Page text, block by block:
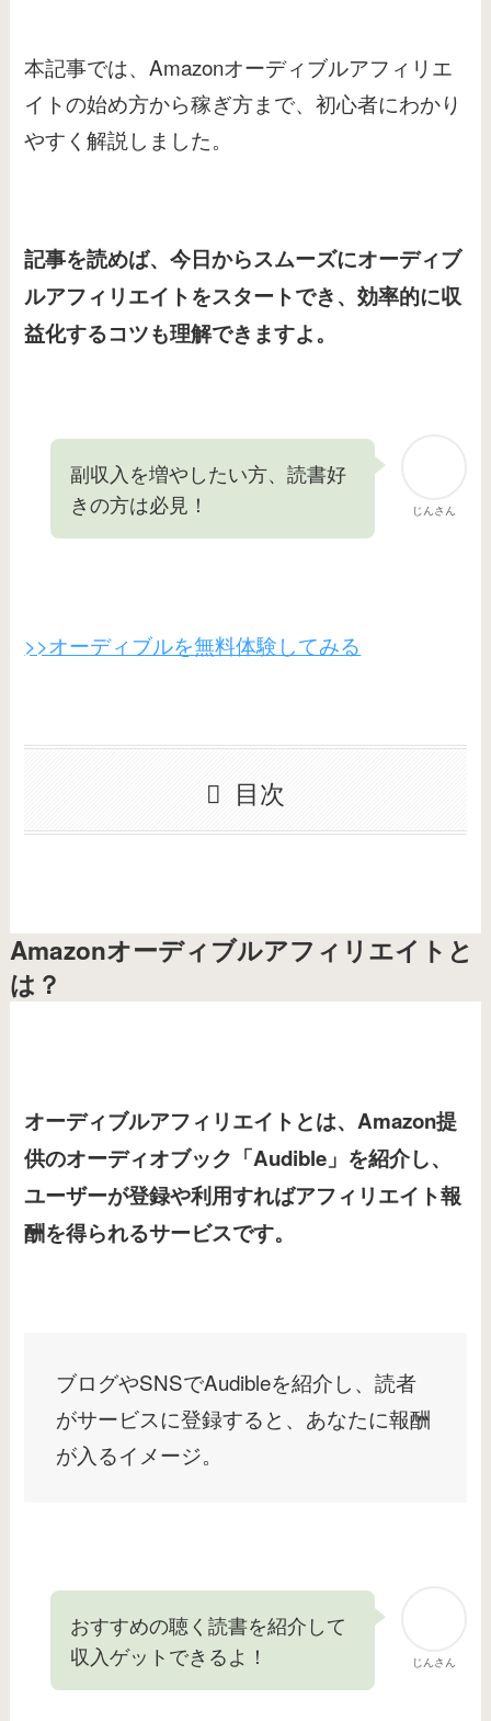
本記事では、Amazonオーディブルアフィリエ
イトの始め方から稼ぎ方まで、初心者にわかり
やすく解説しました。
記事を読めば、今日からスムーズにオーディブ
ルアフィリエイトをスタートでき、効率的に収
益化するコツも理解できますよ。
じんさん
副収入を増やしたい方、読書好
きの方は必見！
>>オーディブルを無料体験してみる
目次
Amazonオーディブルアフィリエイトと
は？
オーディブルアフィリエイトとは、Amazon提
供のオーディオブック「Audible」を紹介し、
ユーザーが登録や利用すればアフィリエイト報
酬を得られるサービスです。
ブログやSNSでAudibleを紹介し、読者
がサービスに登録すると、あなたに報酬
が入るイメージ。
じんさん
おすすめの聴く読書を紹介して
収入ゲットできるよ！